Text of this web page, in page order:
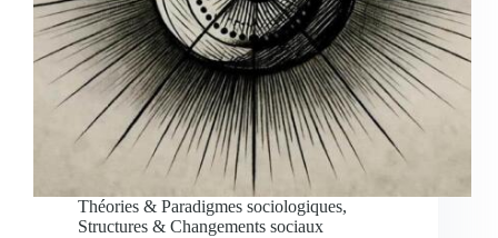
Théories & Paradigmes sociologiques,
Structures & Changements sociaux